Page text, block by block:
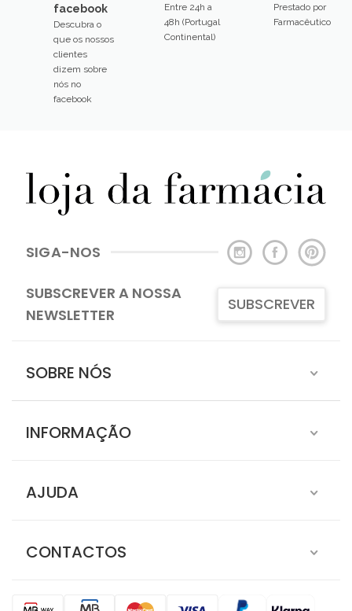
facebook
Descubra o
que os nossos
clientes
dizem sobre
nós no
facebook
Entre 24h a
48h (Portugal
Continental)
Prestado por
Farmacêutico
SIGA-NOS
SUBSCREVER A NOSSA
NEWSLETTER
SUBSCREVER
SOBRE NÓS
INFORMAÇÃO
AJUDA
CONTACTOS